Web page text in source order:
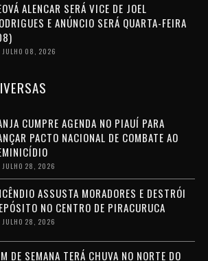
ALENCAR SERÁ VICE DE JOEL
E ANÚNCIO SERÁ QUARTA-FEIRA
JULHO 08, 2026
CUMPRE AGENDA NO PIAUÍ PARA
PACTO NACIONAL DE COMBATE AO
JULHO 28, 2026
ASSUSTA MORADORES E DESTRÓI
NO CENTRO DE PIRACURUCA
JULHO 28, 2026
DE SEMANA TERÁ CHUVA NO NORTE DO